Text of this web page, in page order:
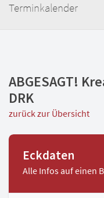
Terminkalender
ABGESAGT!
DRK
zurück zur Übersicht
Eckdaten
Alle Infos auf einen